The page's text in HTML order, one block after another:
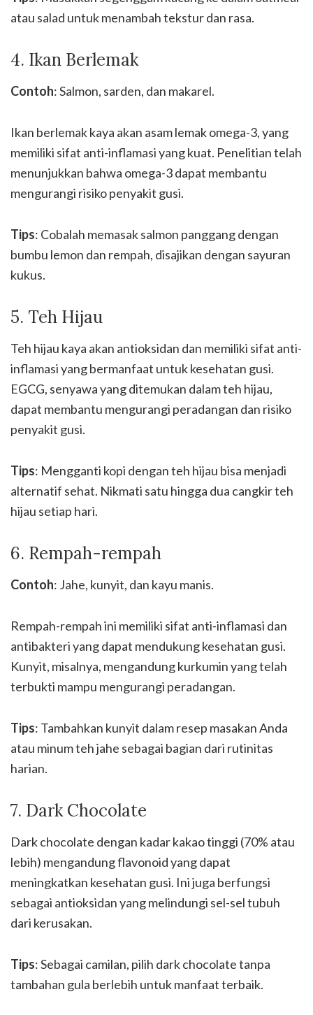
atau salad untuk menambah tekstur dan rasa.
4. Ikan Berlemak
Contoh: Salmon, sarden, dan makarel.
Ikan berlemak kaya akan asam lemak omega-3, yang
memiliki sifat anti-inflamasi yang kuat. Penelitian telah
menunjukkan bahwa omega-3 dapat membantu
mengurangi risiko penyakit gusi.
Tips: Cobalah memasak salmon panggang dengan
bumbu lemon dan rempah, disajikan dengan sayuran
kukus.
5. Teh Hijau
Teh hijau kaya akan antioksidan dan memiliki sifat anti-
inflamasi yang bermanfaat untuk kesehatan gusi.
EGCG, senyawa yang ditemukan dalam teh hijau,
dapat membantu mengurangi peradangan dan risiko
penyakit gusi.
Tips: Mengganti kopi dengan teh hijau bisa menjadi
alternatif sehat. Nikmati satu hingga dua cangkir teh
hijau setiap hari.
6. Rempah-rempah
Contoh: Jahe, kunyit, dan kayu manis.
Rempah-rempah ini memiliki sifat anti-inflamasi dan
antibakteri yang dapat mendukung kesehatan gusi.
Kunyit, misalnya, mengandung kurkumin yang telah
terbukti mampu mengurangi peradangan.
Tips: Tambahkan kunyit dalam resep masakan Anda
atau minum teh jahe sebagai bagian dari rutinitas
harian.
7. Dark Chocolate
Dark chocolate dengan kadar kakao tinggi (70% atau
lebih) mengandung flavonoid yang dapat
meningkatkan kesehatan gusi. Ini juga berfungsi
sebagai antioksidan yang melindungi sel-sel tubuh
dari kerusakan.
Tips: Sebagai camilan, pilih dark chocolate tanpa
tambahan gula berlebih untuk manfaat terbaik.